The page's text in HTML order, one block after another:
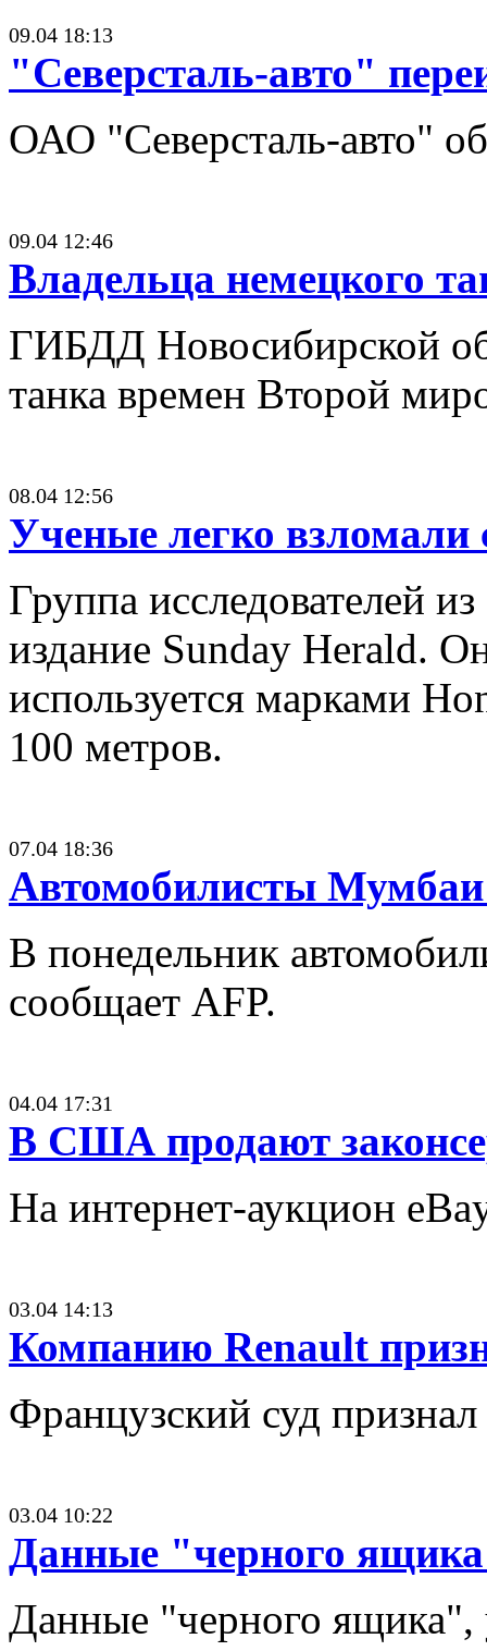
09.04 18:13
"Северсталь-авто"
ОАО "Северсталь-авто"
09.04 12:46
Владельца немецкого
ГИБДД Новосибирской
танка времен Второй
08.04 12:56
Ученые легко взломали
Группа исследователей
издание Sunday Herald.
используется марками
100 метров.
07.04 18:36
Автомобилисты Мумбаи
В понедельник
сообщает AFP.
04.04 17:31
В США продают
На интернет-аукцион
03.04 14:13
Компанию Renault
Французский суд
03.04 10:22
Данные "черного
Данные "черного ящика",